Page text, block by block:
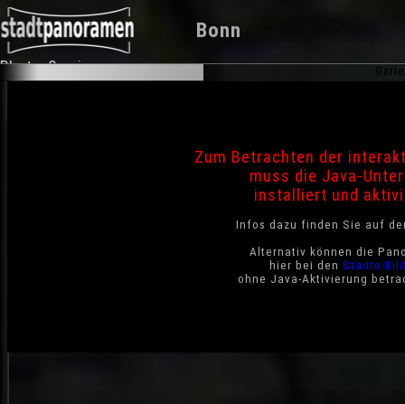
Bonn
Photo-Service
Zum Betrachten der
muss die Java-
installiert und
Infos dazu finden Sie auf
Alternativ können die
hier bei den Städte-
ohne Java-Aktivierung